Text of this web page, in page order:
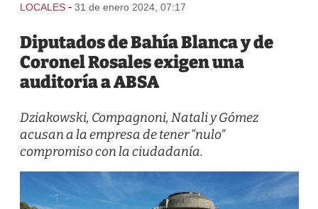
LOCALES - 31 de enero 2024, 07:17
Diputados de Bahía Blanca y de
Coronel Rosales exigen una
auditoría a ABSA
Dziakowski, Compagnoni, Natali y Gómez
acusan a la empresa de tener “nulo”
compromiso con la ciudadanía.